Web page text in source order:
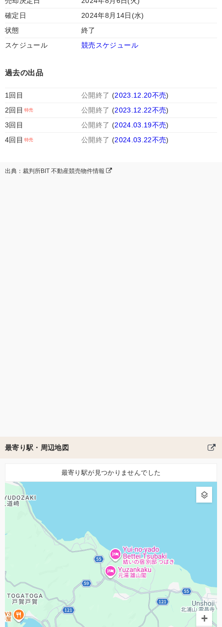
確定日
2024年8月14日(水)
状態
終了
スケジュール
競売スケジュール
過去の出品
1回目 公開終了 (2023.12.20不売)
2回目
公開終了 (2023.12.22不売)
3回目
公開終了 (2024.03.19不売)
4回目
公開終了 (2024.03.22不売)
出典：裁判所BIT 不動産競売物件情報
最寄り駅・周辺地図
最寄り駅が見つかりませんでした
+